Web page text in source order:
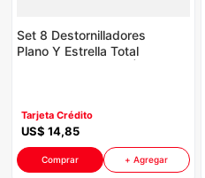
Set 8 Destornilladores
Plano Y Estrella Total
Tarjeta Crédito
US$ 14,85
Comprar + Agregar